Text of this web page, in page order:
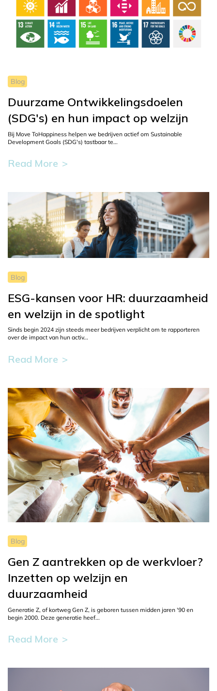
about
the
selected
blog.
Blog
Duurzame Ontwikkelingsdoelen
(SDG's) en hun impact op welzijn
Bij Move ToHappiness helpen we bedrijven actief om Sustainable
Development Goals (SDG's) tastbaar te...
Read More
This
used
to
display
more
about
the
selected
blog.
Blog
ESG-kansen voor HR: duurzaamheid
en welzijn in de spotlight
Sinds begin 2024 zijn steeds meer bedrijven verplicht om te rapporteren
over de impact van hun activ...
Read More
This
is
used
to
display
more
information
about
the
selected
blog.
Blog
Gen Z aantrekken op de werkvloer?
Inzetten op welzijn en
duurzaamheid
Generatie Z, of kortweg Gen Z, is geboren tussen midden jaren '90 en
begin 2000. Deze generatie heef...
Read More
This